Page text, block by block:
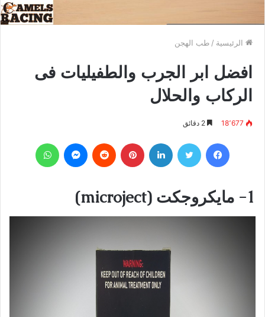
الرئيسية / طب الهجن
افضل ابر الجرب والطفيليات فى
الركاب والحلال
18٬677
1- مايكروجكت (
microject
)